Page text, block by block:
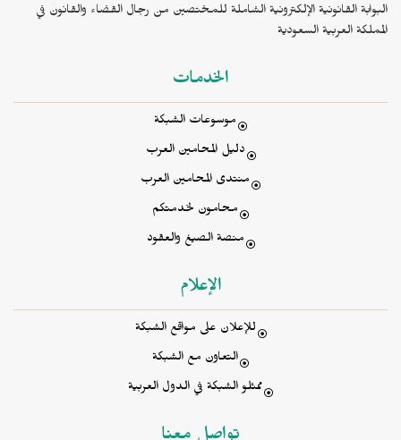
البوابة القانونية الإلكترونية الشاملة للمختصين من رجال القضاء والقانون في
المملكة العربية السعودية
الخدمات
موسوعات الشبكة
دليل المحامين العرب
منتدى المحامين العرب
محامون لخدمتكم
منصة الصيغ والعقود
الإعلام
للإعلان على مواقع الشبكة
التعاون مع الشبكة
ممثلو الشبكة في الدول العربية